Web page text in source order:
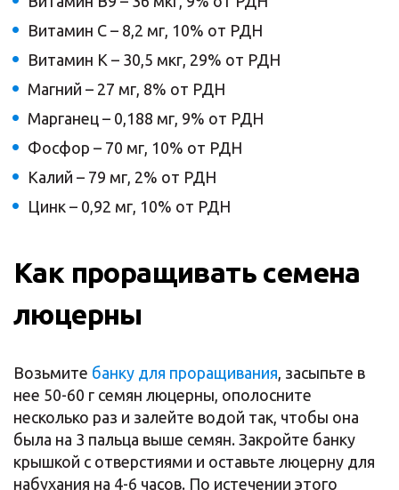
Витамин C – 8,2 мг, 10% от РДН
Витамин K – 30,5 мкг, 29% от РДН
Магний – 27 мг, 8% от РДН
Марганец – 0,188 мг, 9% от РДН
Фосфор – 70 мг, 10% от РДН
Калий – 79 мг, 2% от РДН
Цинк – 0,92 мг, 10% от РДН
Как проращивать семена
люцерны
Возьмите банку для проращивания , засыпьте в
нее 50-60 г семян люцерны, ополосните
несколько раз и залейте водой так, чтобы она
была на 3 пальца выше семян. Закройте банку
крышкой с отверстиями и оставьте люцерну для
набухания на 4-6 часов. По истечении этого